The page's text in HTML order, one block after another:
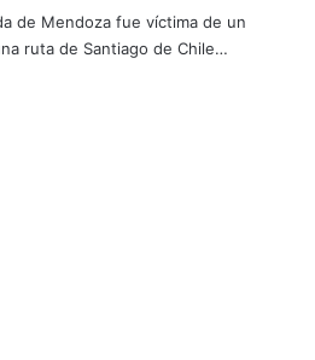
de Mendoza fue víctima de un
ruta de Santiago de Chile…